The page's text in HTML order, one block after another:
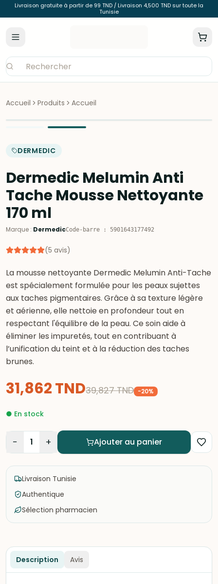
Livraison gratuite à partir de 99 TND / Livraison 4,500 TND sur toute la
Tunisie
Accueil Produits Accueil
DERMEDIC
Dermedic Melumin Anti
Tache Mousse Nettoyante
170 ml
Marque : DermedicCode-barre : 5901643177492
(5 avis)
La mousse nettoyante Dermedic Melumin Anti-Tache
est spécialement formulée pour les peaux sujettes
aux taches pigmentaires. Grâce à sa texture légère
et aérienne, elle nettoie en profondeur tout en
respectant l'équilibre de la peau. Ce soin aide à
éliminer les impuretés, tout en contribuant à
l’unification du teint et à la réduction des taches
brunes.
31,862TND39,827 TND -20%
● En stock
− 1 + Ajouter au panier
Livraison Tunisie
Authentique
Sélection pharmacien
Description Avis